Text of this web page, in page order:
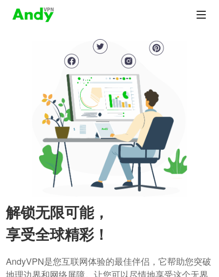
解锁无限可能，
享受全球精彩！
AndyVPN是您互联网体验的最佳伴侣，它帮助您突破
地理边界和网络屏障。让您可以尽情地享受这个无界